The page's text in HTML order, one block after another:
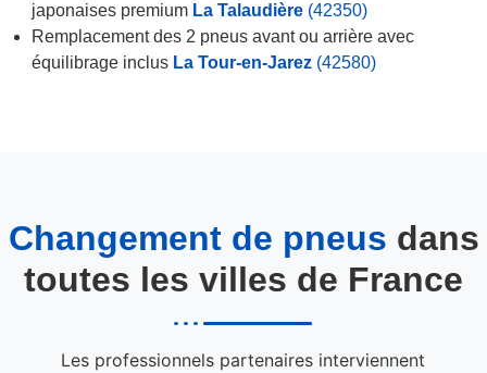
japonaises premium La Talaudière (42350)
Remplacement des 2 pneus avant ou arrière avec
équilibrage inclus La Tour-en-Jarez (42580)
Changement de pneus dans
toutes les villes de France
Les professionnels partenaires interviennent